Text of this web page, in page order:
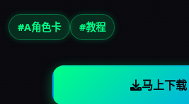
#A角色卡 #教程
马上下载